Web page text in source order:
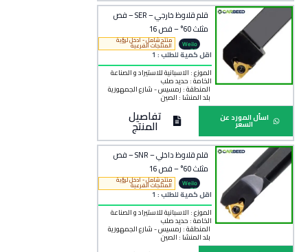
قلم قلاوظ خارجي – SER – فص
مثلث 60° – فص 16
Weilo
ng
منتج شامل - ادخل لرؤية
المنتجات الفرعية
اقل كمية للطلب : 1
الموزع : الاسبانية للاستيراد و الصناعة
الخامة : حديد صلب
المنطقة : رمسيس - شارع الجمهورية
بلد المنشأ :الصين
اسأل المورد عن
السعر تفاصيل
المنتج
قلم قلاوظ داخلي – SNR – فص
مثلث 60° – فص 16
Weilo
ng
منتج شامل - ادخل لرؤية
المنتجات الفرعية
اقل كمية للطلب : 1
الموزع : الاسبانية للاستيراد و الصناعة
الخامة : حديد صلب
المنطقة : رمسيس - شارع الجمهورية
بلد المنشأ :الصين